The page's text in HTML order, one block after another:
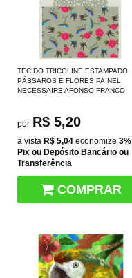
TECIDO TRICOLINE ESTAMPADO
PÁSSAROS E FLORES PAINEL
NECESSAIRE AFONSO FRANCO
por R$ 5,20
à vista R$ 5,04 economize 3%
Pix ou Depósito Bancário ou
Transferência
COMPRAR